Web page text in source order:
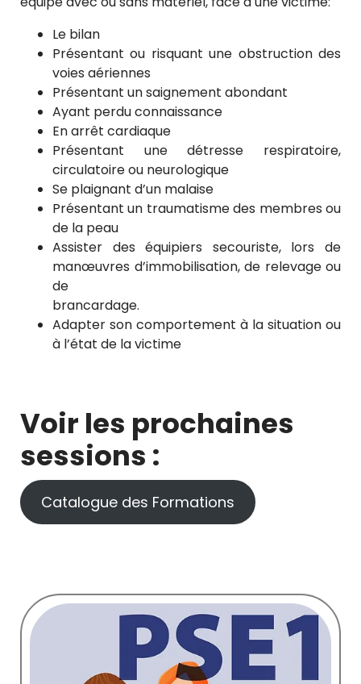
Le bilan
Présentant ou risquant une obstruction des
voies aériennes
Présentant un saignement abondant
Ayant perdu connaissance
En arrêt cardiaque
Présentant une détresse respiratoire,
circulatoire ou neurologique
Se plaignant d’un malaise
Présentant un traumatisme des membres ou
de la peau
Assister des équipiers secouriste, lors de
manœuvres d’immobilisation, de relevage ou
de
brancardage.
Adapter son comportement à la situation ou
à l’état de la victime
Voir les prochaines
sessions :
Catalogue des Formations